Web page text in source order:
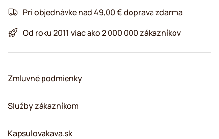
Pri objednávke nad 49,00 € doprava zdarma
Od roku 2011 viac ako 2 000 000 zákazníkov
Zmluvné podmienky
Služby zákazníkom
Kapsulovakava.sk